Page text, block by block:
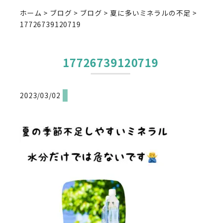
ホーム > ブログ > ブログ > 夏に多いミネラルの不足 >
17726739120719
17726739120719
2023/03/02